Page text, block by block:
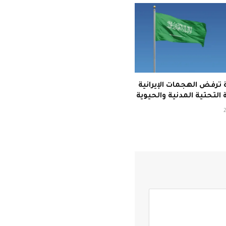
ترفض الهجمات الإيرانية
التحتية المدنية والحيوية